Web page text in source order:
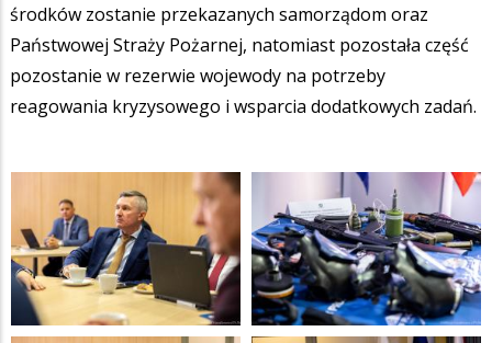
środków zostanie przekazanych samorządom oraz
Państwowej Straży Pożarnej, natomiast pozostała część
pozostanie w rezerwie wojewody na potrzeby
reagowania kryzysowego i wsparcia dodatkowych zadań.